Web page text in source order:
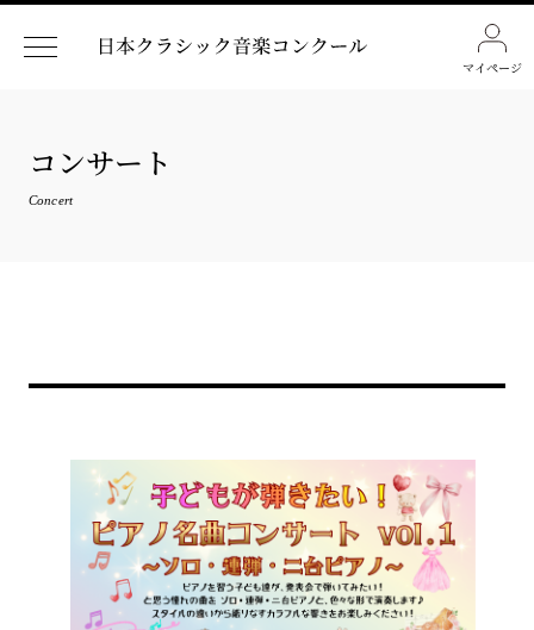
マイページ
コンサート
Concert